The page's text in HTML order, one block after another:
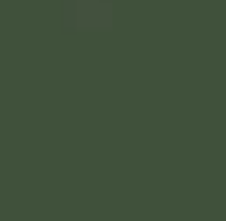
وَآتَيْنَا عِيسَى ابْنَ مَرْيَمَ الْبَيِّنَاتِ
ابن مريم المعجزات الواضحات، وقوَّيناه بجبريل